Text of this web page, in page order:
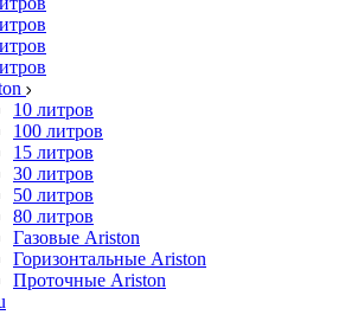
10 литров
100 литров
15 литров
30 литров
50 литров
80 литров
Газовые Ariston
Горизонтальные Ariston
Проточные Ariston